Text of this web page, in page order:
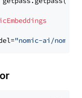
"nomic-ai/nomic-